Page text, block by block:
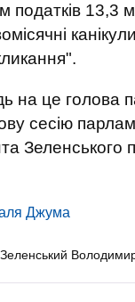
податків 13,3
на це голова
сесію
Зеленського
Джума
Зеленський